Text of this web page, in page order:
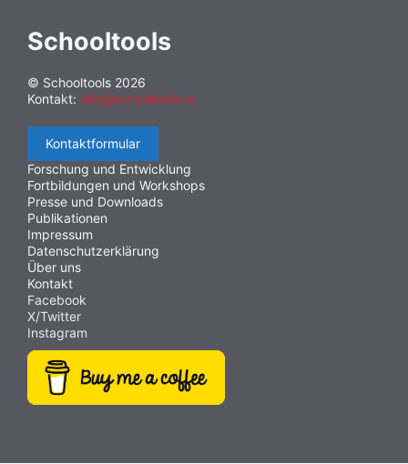
Schooltools
© Schooltools 2026
Kontakt: info@schooltools.at
Kontaktformular
Forschung und Entwicklung
Fortbildungen und Workshops
Presse und Downloads
Publikationen
Impressum
Datenschutzerklärung
Über uns
Kontakt
Facebook
X/Twitter
Instagram